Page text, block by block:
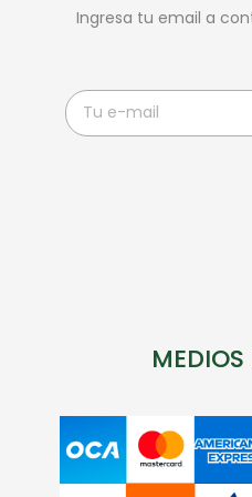
Ingresa tu email a